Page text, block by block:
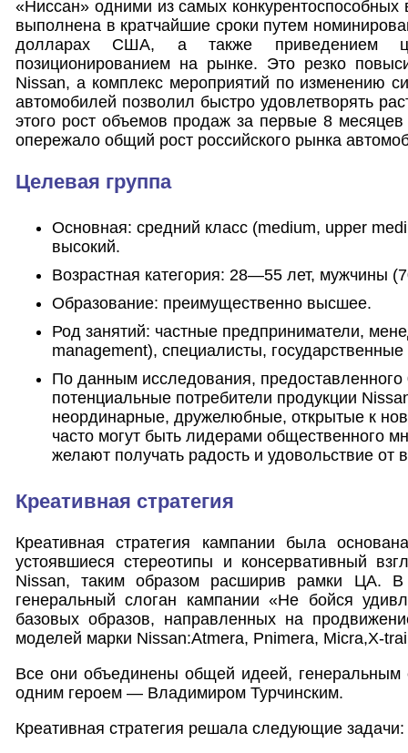
«Ниссан» одними из самых
выполнена в кратчайшие сроки путем
долларах США, а также приведением
позиционированием на рынке. Это резко
Nissan, а комплекс мероприятий по изменению
автомобилей позволил быстро удовлетворять
этого рост объемов продаж за первые 8 месяцев
опережало общий рост российского рынка
Целевая группа
Основная: средний класс (medium, upper
высокий.
Возрастная категория: 28—55 лет, мужчины
Образование: преимущественно высшее.
Род занятий: частные предприниматели,
management), специалисты,
По данным исследования,
потенциальные потребители продукции
неординарные, дружелюбные, открытые к
часто могут быть лидерами общественного
желают получать радость и удовольствие от
Креативная стратегия
Креативная стратегия кампании была
устоявшиеся стереотипы и консервативный
Nissan, таким образом расширив рамки ЦА.
генеральный слоган кампании «Не бойся
базовых образов, направленных на
моделей марки Nissan:Atmera, Pnimera, Micra,X-
Все они объединены общей идеей, генеральным
одним героем — Владимиром Турчинским.
Креативная стратегия решала следующие задачи: